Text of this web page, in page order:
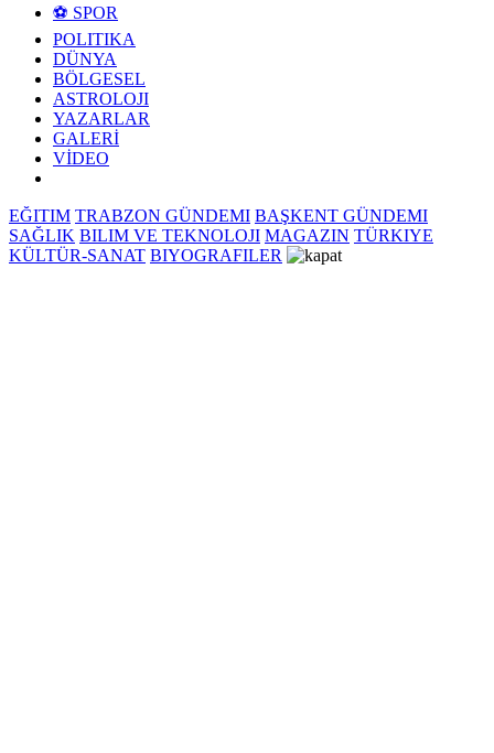
⚽ SPOR
POLITIKA
DÜNYA
BÖLGESEL
ASTROLOJI
YAZARLAR
GALERİ
VİDEO
EĞITIM TRABZON GÜNDEMI BAŞKENT GÜNDEMI
SAĞLIK BILIM VE TEKNOLOJI MAGAZIN TÜRKIYE
KÜLTÜR-SANAT BIYOGRAFILER